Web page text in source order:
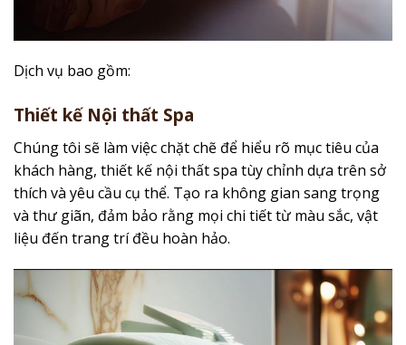
Dịch vụ bao gồm:
Thiết kế Nội thất Spa
Chúng tôi sẽ làm việc chặt chẽ để hiểu rõ mục tiêu của
khách hàng, thiết kế nội thất spa tùy chỉnh dựa trên sở
thích và yêu cầu cụ thể. Tạo ra không gian sang trọng
và thư giãn, đảm bảo rằng mọi chi tiết từ màu sắc, vật
liệu đến trang trí đều hoàn hảo.